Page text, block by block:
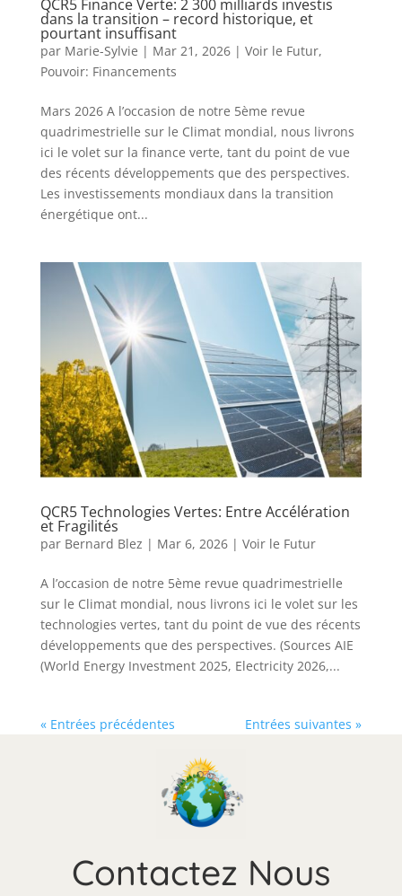
QCR5 Finance Verte: 2 300 milliards investis
dans la transition – record historique, et
pourtant insuffisant
par Marie-Sylvie | Mar 21, 2026| Voir le Futur,
Pouvoir: Financements
Mars 2026 A l’occasion de notre 5ème revue
quadrimestrielle sur le Climat mondial, nous livrons
ici le volet sur la finance verte, tant du point de vue
des récents développements que des perspectives.
Les investissements mondiaux dans la transition
énergétique ont...
QCR5 Technologies Vertes: Entre Accélération
et Fragilités
par Bernard Blez | Mar 6, 2026| Voir le Futur
A l’occasion de notre 5ème revue quadrimestrielle
sur le Climat mondial, nous livrons ici le volet sur les
technologies vertes, tant du point de vue des récents
développements que des perspectives. (Sources AIE
(World Energy Investment 2025, Electricity 2026,...
« Entrées précédentes Entrées suivantes »
Contactez Nous